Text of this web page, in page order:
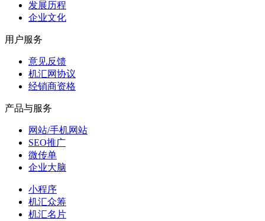
发展历程
企业文化
用户服务
意见反馈
机汇网协议
经销商资格
产品与服务
网站/手机网站
SEO推广
微传单
企业大脑
小程序
机汇众筹
机汇名片